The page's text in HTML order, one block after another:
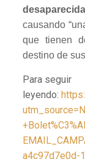
causando
que tienen
destino de
Para seguir
leyendo:
a4c97d7e0d-